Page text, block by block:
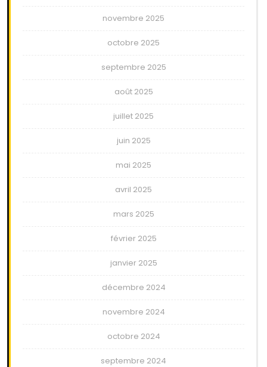
novembre 2025
octobre 2025
septembre 2025
août 2025
juillet 2025
juin 2025
mai 2025
avril 2025
mars 2025
février 2025
janvier 2025
décembre 2024
novembre 2024
octobre 2024
septembre 2024